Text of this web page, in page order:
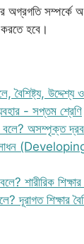
অগ্রগতি সম্পর্কে
হবে।
বৈশিষ্ট্য,
- সপ্তম শ্রেণি
বলে? অসম্পৃক্ত
শারীরিক
দূরাগত শিক্ষার